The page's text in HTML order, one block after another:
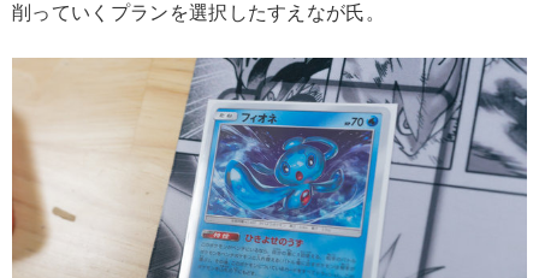
削っていくプランを選択したすえなが氏。